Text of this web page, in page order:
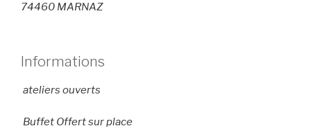
74460 MARNAZ
Informations
ateliers ouverts
Buffet Offert sur place